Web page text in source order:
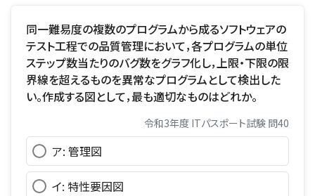
同一難易度の複数のプログラムから成るソフトウェアの
テスト工程での品質管理において，各プログラムの単位
ステップ数当たりのバグ数をグラフ化し，上限・下限の限
界線を超えるものを異常なプログラムとして検出した
い。作成する図として，最も適切なものはどれか。
令和3年度 ITパスポート試験 問40
ア: 管理図
イ: 特性要因図